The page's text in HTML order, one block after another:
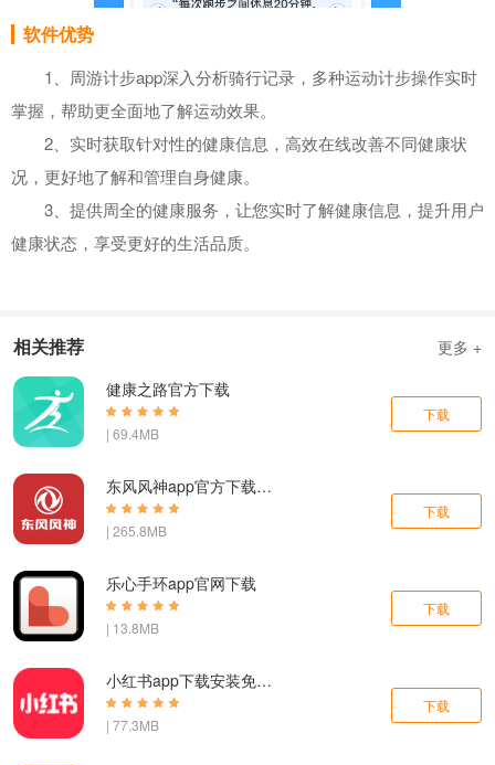
软件优势
1、周游计步app深入分析骑行记录，多种运动计步操作实时
掌握，帮助更全面地了解运动效果。
2、实时获取针对性的健康信息，高效在线改善不同健康状
况，更好地了解和管理自身健康。
3、提供周全的健康服务，让您实时了解健康信息，提升用户
健康状态，享受更好的生活品质。
相关推荐
更多 +
健康之路官方下载
| 69.4MB
下载
东风风神app官方下载最新版
| 265.8MB
下载
乐心手环app官网下载
| 13.8MB
下载
小红书app下载安装免费正版
| 77.3MB
下载